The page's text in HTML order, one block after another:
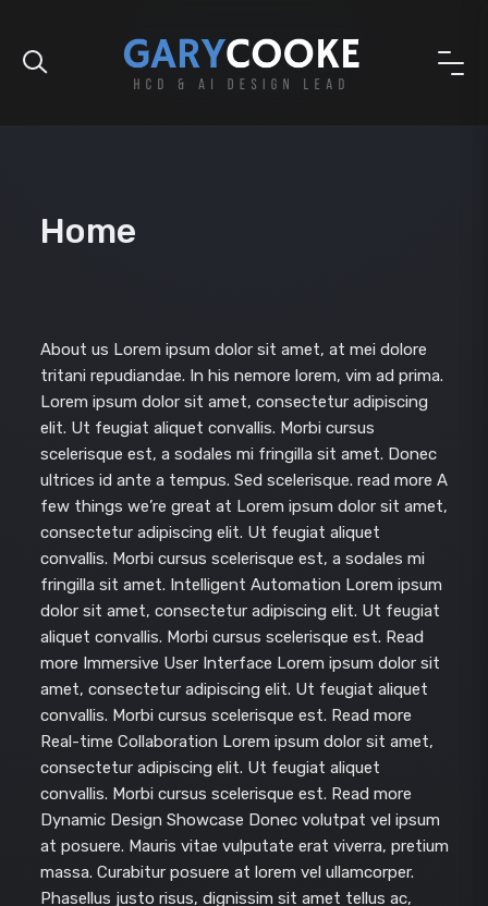
Home
About us Lorem ipsum dolor sit amet, at mei dolore
tritani repudiandae. In his nemore lorem, vim ad prima.
Lorem ipsum dolor sit amet, consectetur adipiscing
elit. Ut feugiat aliquet convallis. Morbi cursus
scelerisque est, a sodales mi fringilla sit amet. Donec
ultrices id ante a tempus. Sed scelerisque. read more A
few things we’re great at Lorem ipsum dolor sit amet,
consectetur adipiscing elit. Ut feugiat aliquet
convallis. Morbi cursus scelerisque est, a sodales mi
fringilla sit amet. Intelligent Automation Lorem ipsum
dolor sit amet, consectetur adipiscing elit. Ut feugiat
aliquet convallis. Morbi cursus scelerisque est. Read
more Immersive User Interface Lorem ipsum dolor sit
amet, consectetur adipiscing elit. Ut feugiat aliquet
convallis. Morbi cursus scelerisque est. Read more
Real-time Collaboration Lorem ipsum dolor sit amet,
consectetur adipiscing elit. Ut feugiat aliquet
convallis. Morbi cursus scelerisque est. Read more
Dynamic Design Showcase Donec volutpat vel ipsum
at posuere. Mauris vitae vulputate erat viverra, pretium
massa. Curabitur posuere at lorem vel ullamcorper.
Phasellus justo risus, dignissim sit amet tellus ac,